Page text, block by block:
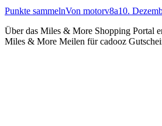
Punkte sammelnVon motorv8a10.
Über das Miles & More Shopping Portal
Miles & More Meilen für cadooz